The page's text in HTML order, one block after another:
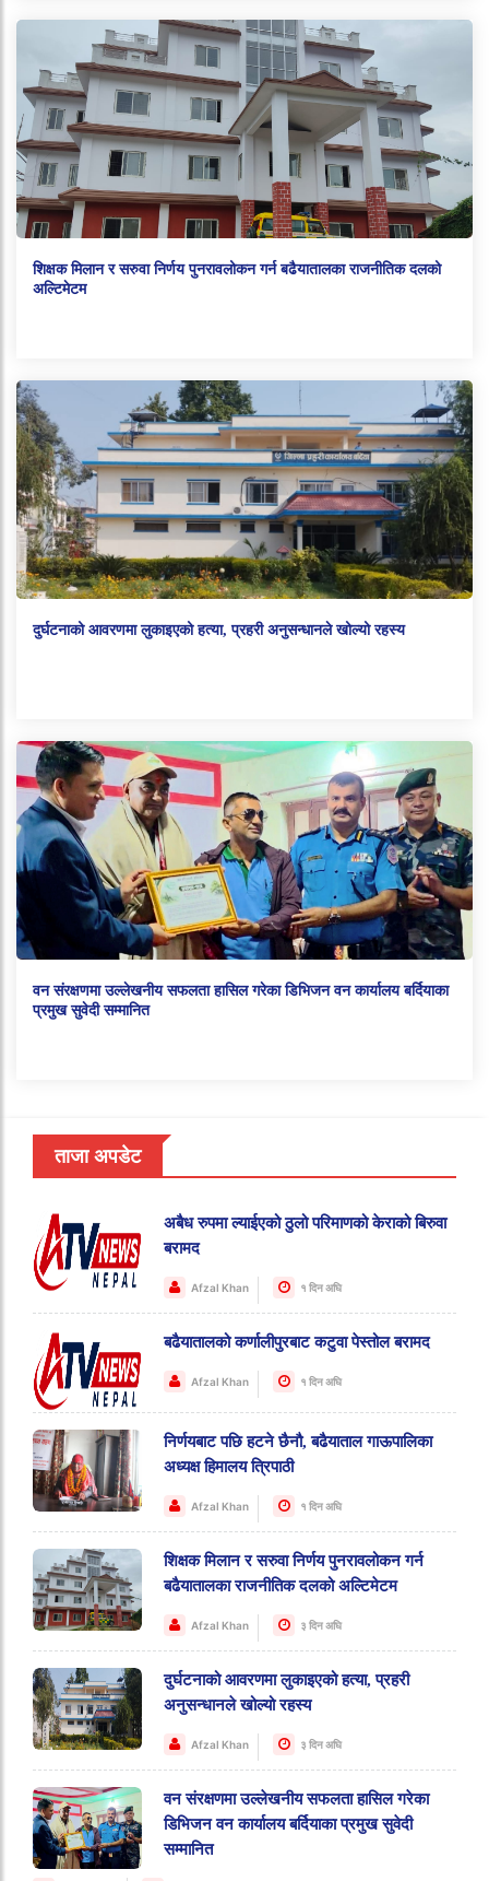
शिक्षक मिलान र सरुवा निर्णय पुनरावलोकन गर्न बढैयातालका राजनीतिक दलको
अल्टिमेटम
दुर्घटनाको आवरणमा लुकाइएको हत्या, प्रहरी अनुसन्धानले खोल्यो रहस्य
वन संरक्षणमा उल्लेखनीय सफलता हासिल गरेका डिभिजन वन कार्यालय बर्दियाका
प्रमुख सुवेदी सम्मानित
ताजा अपडेट
अबैध रुपमा ल्याईएको ठुलो परिमाणको केराको बिरुवा
बरामद
Afzal Khan १ दिन अघि
बढैयातालको कर्णालीपुरबाट कटुवा पेस्तोल बरामद
Afzal Khan १ दिन अघि
निर्णयबाट पछि हटने छैनौ, बढैयाताल गाऊपालिका
अध्यक्ष हिमालय त्रिपाठी
Afzal Khan १ दिन अघि
शिक्षक मिलान र सरुवा निर्णय पुनरावलोकन गर्न
बढैयातालका राजनीतिक दलको अल्टिमेटम
Afzal Khan ३ दिन अघि
दुर्घटनाको आवरणमा लुकाइएको हत्या, प्रहरी
अनुसन्धानले खोल्यो रहस्य
Afzal Khan ३ दिन अघि
वन संरक्षणमा उल्लेखनीय सफलता हासिल गरेका
डिभिजन वन कार्यालय बर्दियाका प्रमुख सुवेदी
सम्मानित